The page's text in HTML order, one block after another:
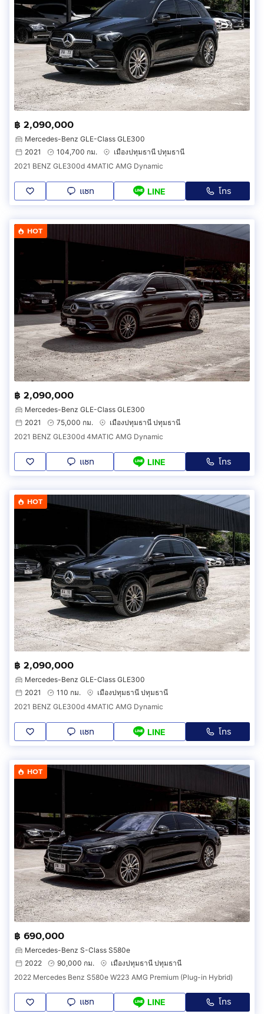
฿ 2,090,000
Mercedes-Benz GLE-Class GLE300
2021
104,700 กม.
เมืองปทุมธานี ปทุมธานี
2021 BENZ GLE300d 4MATIC AMG Dynamic
แชท LINE โทร
HOT
฿ 2,090,000
Mercedes-Benz GLE-Class GLE300
2021
75,000 กม.
เมืองปทุมธานี ปทุมธานี
2021 BENZ GLE300d 4MATIC AMG Dynamic
แชท LINE โทร
HOT
฿ 2,090,000
Mercedes-Benz GLE-Class GLE300
2021
110 กม.
เมืองปทุมธานี ปทุมธานี
2021 BENZ GLE300d 4MATIC AMG Dynamic
แชท LINE โทร
HOT
฿ 690,000
Mercedes-Benz S-Class S580e
2022
90,000 กม.
เมืองปทุมธานี ปทุมธานี
2022 Mercedes Benz S580e W223 AMG Premium (Plug-in Hybrid)
แชท LINE โทร